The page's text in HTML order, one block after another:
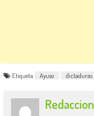
Etiqueta Ayuso dictaduras
Redaccion